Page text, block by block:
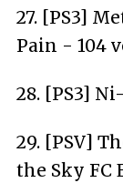
27. [PS3]
Pain - 104
28. [PS3]
29. [PSV]
the Sky FC